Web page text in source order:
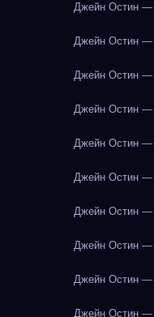
Джейн Остин —
Джейн Остин —
Джейн Остин —
Джейн Остин —
Джейн Остин —
Джейн Остин —
Джейн Остин —
Джейн Остин —
Джейн Остин —
Джейн Остин —